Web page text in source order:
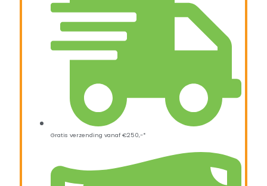
Gratis verzending vanaf €250,-*